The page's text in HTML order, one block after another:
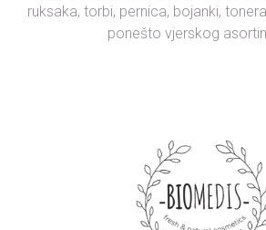
ruksaka, torbi, pernica, bojanki,
ponešto vjerskog